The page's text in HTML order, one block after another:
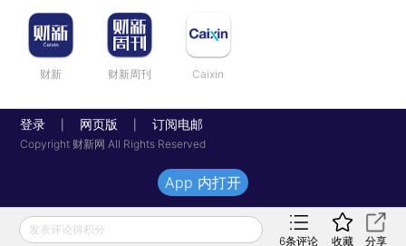
财新 财新周刊 Caixin
登录 网页版 订阅电邮
Copyright 财新网 All Rights Reserved
发表评论得积分
6条评论 收藏 分享
App 内打开